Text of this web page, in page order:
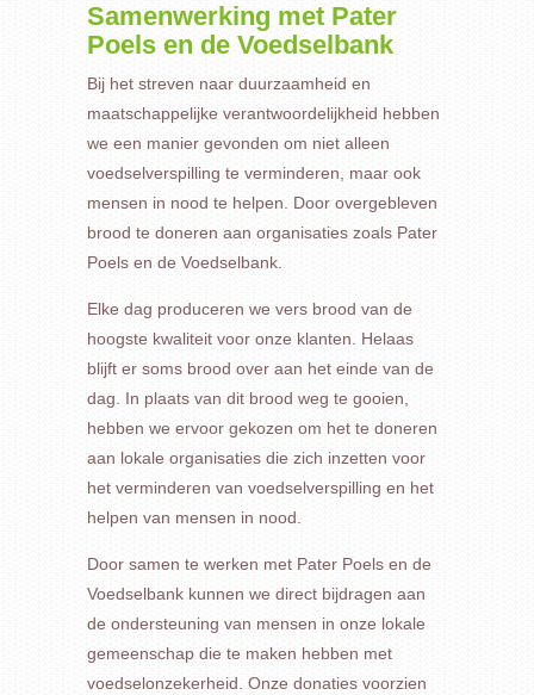
Samenwerking met Pater
Poels en de Voedselbank
Bij het streven naar duurzaamheid en
maatschappelijke verantwoordelijkheid hebben
we een manier gevonden om niet alleen
voedselverspilling te verminderen, maar ook
mensen in nood te helpen. Door overgebleven
brood te doneren aan organisaties zoals Pater
Poels en de Voedselbank.
Elke dag produceren we vers brood van de
hoogste kwaliteit voor onze klanten. Helaas
blijft er soms brood over aan het einde van de
dag. In plaats van dit brood weg te gooien,
hebben we ervoor gekozen om het te doneren
aan lokale organisaties die zich inzetten voor
het verminderen van voedselverspilling en het
helpen van mensen in nood.
Door samen te werken met Pater Poels en de
Voedselbank kunnen we direct bijdragen aan
de ondersteuning van mensen in onze lokale
gemeenschap die te maken hebben met
voedselonzekerheid. Onze donaties voorzien